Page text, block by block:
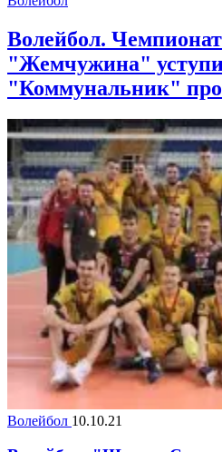
Волейбол.
"Жемчужина"
"Коммунальник"
Волейбол 10.10.21